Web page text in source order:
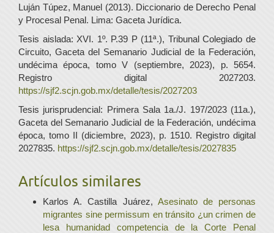
Luján Túpez, Manuel (2013). Diccionario de Derecho Penal
y Procesal Penal. Lima: Gaceta Jurídica.
Tesis aislada: XVI. 1º. P.39 P (11ª.), Tribunal Colegiado de
Circuito, Gaceta del Semanario Judicial de la Federación,
undécima época, tomo V (septiembre, 2023), p. 5654.
Registro digital 2027203.
https://sjf2.scjn.gob.mx/detalle/tesis/2027203
Tesis jurisprudencial: Primera Sala 1a./J. 197/2023 (11a.),
Gaceta del Semanario Judicial de la Federación, undécima
época, tomo II (diciembre, 2023), p. 1510. Registro digital
2027835. https://sjf2.scjn.gob.mx/detalle/tesis/2027835
Artículos similares
Karlos A. Castilla Juárez, Asesinato de personas
migrantes sine permissum en tránsito ¿un crimen de
lesa humanidad competencia de la Corte Penal